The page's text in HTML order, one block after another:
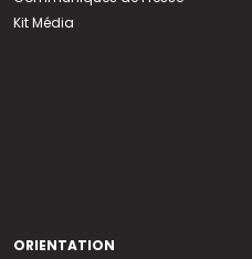
Kit Média
ORIENTATION